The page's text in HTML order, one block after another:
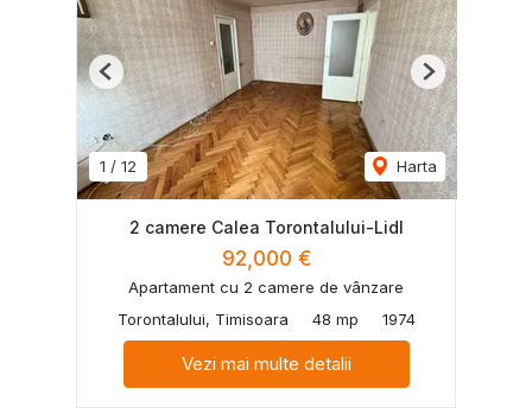
1 / 12 Harta
Previous Next
2 camere Calea Torontalului-Lidl
92,000 €
Apartament cu 2 camere de vânzare
Torontalului, Timisoara
48 mp 1974
Vezi mai multe detalii